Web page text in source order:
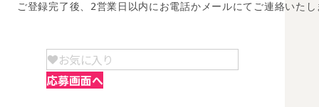
ご登録完了後、2営業日以内にお電話かメールにてご連絡いたし
お気に入り
応募画面へ